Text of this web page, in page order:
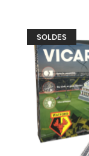
SOLDES